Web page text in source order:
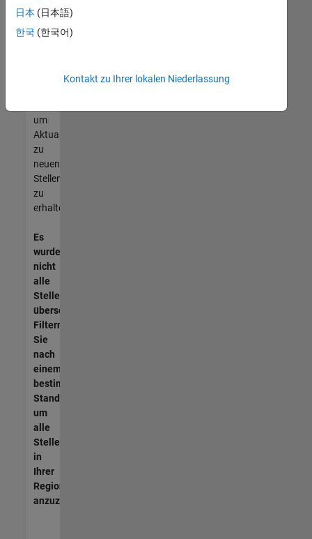
entsprechen,
werden
unseres
um
Aktualisierungen
zu
neuen
Stellenangeboten
zu
erhalten.
Es
wurden
nicht
alle
Stellen
übersetzt.
Filtern
Sie
nach
einem
bestimmten
Standort,
um
alle
Stellenangebote
in
Ihrer
Region
anzuzeigen.
日本 (日本語)
한국 (한국어)
Kontakt zu Ihrer lokalen Niederlassung